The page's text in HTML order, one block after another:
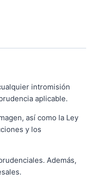
intromisión
aplicable.
así como la Ley
y los
Además,